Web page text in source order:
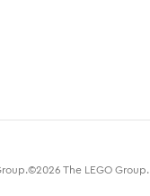
The LEGO Group.